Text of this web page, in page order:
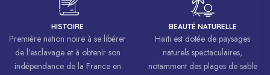
HISTOIRE
Première nation noire à se libérer
de l’esclavage et à obtenir son
indépendance de la France en
BEAUTÉ NATURELLE
Haïti est dotée de paysages
naturels spectaculaires,
notamment des plages de sable